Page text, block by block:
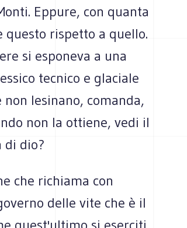
Eppure, con quanta
questo rispetto a quello.
si esponeva a una
tecnico e glaciale
non lesinano, comanda,
non la ottiene, vedi il
di dio?
che richiama con
delle vite che è il